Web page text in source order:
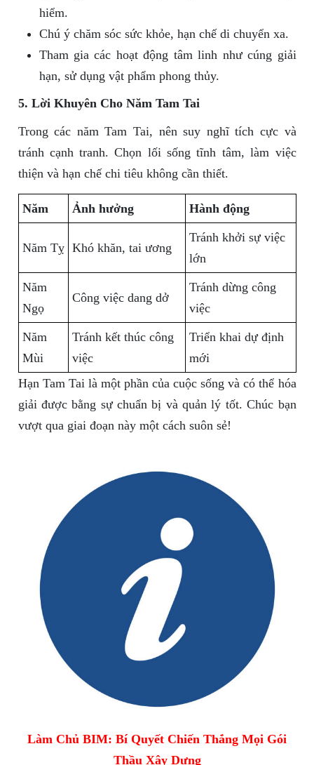
hiểm.
Chú ý chăm sóc sức khỏe, hạn chế di chuyển xa.
Tham gia các hoạt động tâm linh như cúng giải
hạn, sử dụng vật phẩm phong thủy.
5. Lời Khuyên Cho Năm Tam Tai
Trong các năm Tam Tai, nên suy nghĩ tích cực và
tránh cạnh tranh. Chọn lối sống tĩnh tâm, làm việc
thiện và hạn chế chi tiêu không cần thiết.
Năm Ảnh hưởng Hành động
Năm Tỵ Khó khăn, tai ương
Tránh khởi sự việc
lớn
Năm
Ngọ
Công việc dang dở
Tránh dừng công
việc
Năm
Mùi
Tránh kết thúc công
việc
Triển khai dự định
mới
Hạn Tam Tai là một phần của cuộc sống và có thể hóa
giải được bằng sự chuẩn bị và quản lý tốt. Chúc bạn
vượt qua giai đoạn này một cách suôn sẻ!
Làm Chủ BIM: Bí Quyết Chiến Thắng Mọi Gói
Thầu Xây Dựng